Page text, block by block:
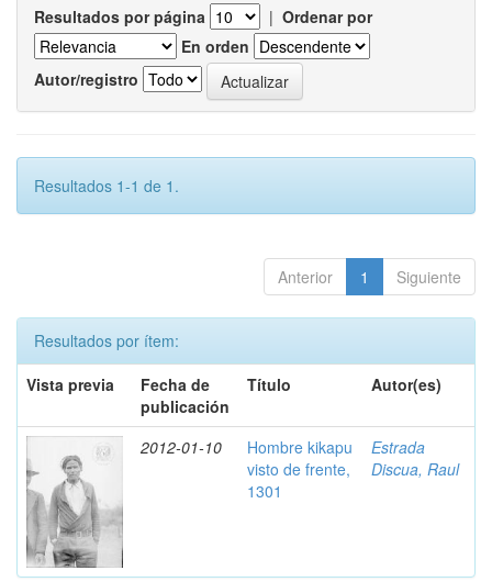
Resultados por página | Ordenar por
En orden
Autor/registro
Resultados 1-1 de 1.
Anterior 1 Siguiente
Resultados por ítem:
Vista previa
Fecha de
publicación
Título Autor(es)
2012-01-10
Hombre kikapu
visto de frente,
1301
Estrada
Discua, Raul